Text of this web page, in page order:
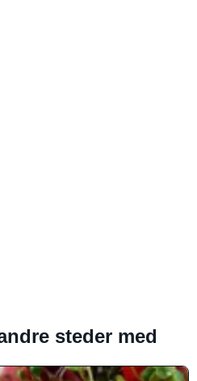
steder med